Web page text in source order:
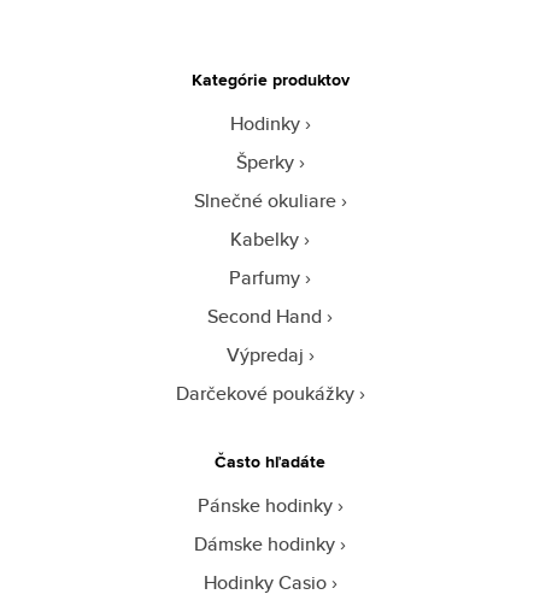
Kategórie produktov
Hodinky
Šperky
Slnečné okuliare
Kabelky
Parfumy
Second Hand
Výpredaj
Darčekové poukážky
Často hľadáte
Pánske hodinky
Dámske hodinky
Hodinky Casio